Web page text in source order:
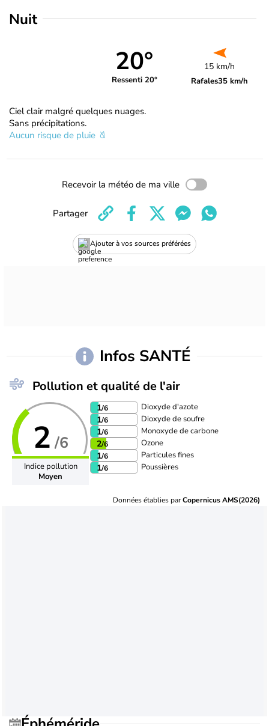
Nuit
20°
Ressenti 20°
15 km/h
Rafales35 km/h
Ciel clair malgré quelques nuages.
Sans précipitations.
Aucun risque de pluie
Recevoir la météo de ma ville
Ajouter à vos sources préférées
Partager
Infos SANTÉ
Pollution et qualité de l'air
2 /6
Indice pollution
Moyen
1/6 Dioxyde d'azote
1/6 Dioxyde de soufre
1/6 Monoxyde de carbone
2/6 Ozone
1/6 Particules fines
1/6 Poussières
Données établies parCopernicus AMS(2026)